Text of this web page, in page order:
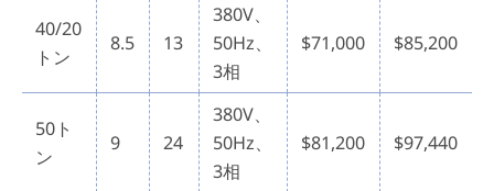
40/20
トン
8.5 13
380V、
50Hz、
3相
$71,000 $85,200
50ト
ン
9 24
380V、
50Hz、
3相
$81,200 $97,440